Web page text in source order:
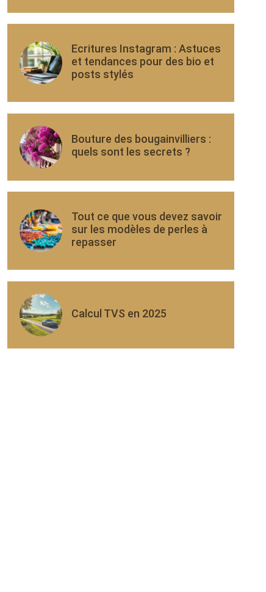
Ecritures Instagram : Astuces
et tendances pour des bio et
posts stylés
Bouture des bougainvilliers :
quels sont les secrets ?
Tout ce que vous devez savoir
sur les modèles de perles à
repasser
Calcul TVS en 2025